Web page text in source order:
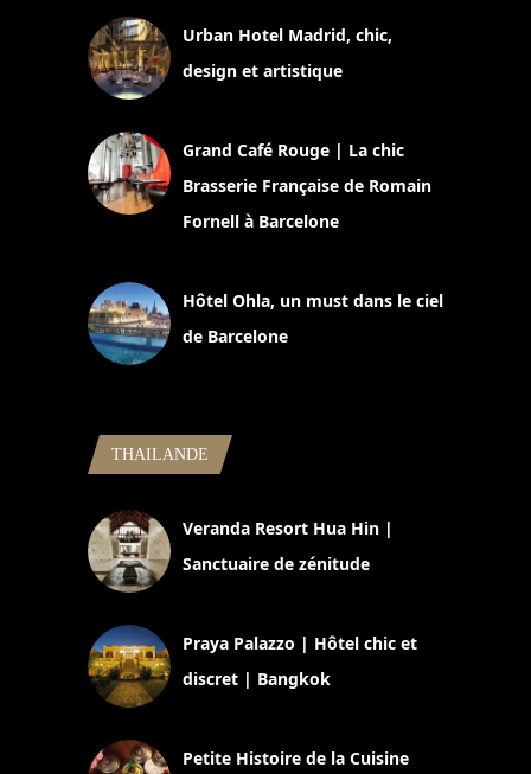
Urban Hotel Madrid, chic,
design et artistique
Grand Café Rouge | La chic
Brasserie Française de Romain
Fornell à Barcelone
Hôtel Ohla, un must dans le ciel
de Barcelone
THAILANDE
Veranda Resort Hua Hin |
Sanctuaire de zénitude
Praya Palazzo | Hôtel chic et
discret | Bangkok
Petite Histoire de la Cuisine